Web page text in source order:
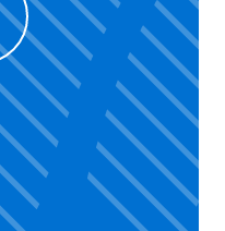
la vidéo
and see content